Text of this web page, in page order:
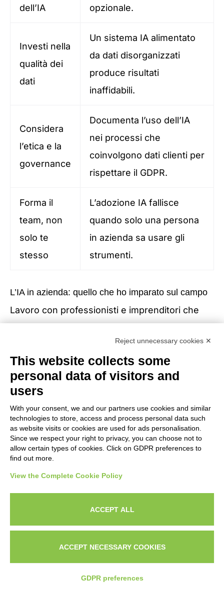
dell’IA
opzionale.
Investi nella
qualità dei
dati
Un sistema IA alimentato
da dati disorganizzati
produce risultati
inaffidabili.
Considera
l’etica e la
governance
Documenta l’uso dell’IA
nei processi che
coinvolgono dati clienti per
rispettare il GDPR.
Forma il
team, non
solo te
stesso
L’adozione IA fallisce
quando solo una persona
in azienda sa usare gli
strumenti.
L’IA in azienda: quello che ho imparato sul campo
Lavoro con professionisti e imprenditori che
più prevedibile. La cosa che mi colpisce di più
non è la resistenza alla tecnologia, ma
l’aspettativa sbagliata: molti pensano che basti
attivare ChatGPT o Meta Advantage+ per
vedere i risultati arrivare da soli.
La realtà è diversa. L’IA amplifica la strategia
che hai già. Se il tuo posizionamento è vago, se
il tuo messaggio non parla al problema
produce semplicemente più rumore a costi più
bassi. Non è un vantaggio, è un problema
Quello che funziona davvero è usare l’IA per
CHI
SONO?
IL
Reject unnecessary cookies ✕
This website collects some
personal data of visitors and
users
With your consent, we and our partners use cookies and similar
technologies to store, access and process personal data such
as website visits or cookies are used for ads personalisation.
Since we respect your right to privacy, you can choose not to
allow certain types of cookies. Click on GDPR preferences to
find out more.
View the Complete Cookie Policy
ACCEPT ALL
ACCEPT NECESSARY COOKIES
GDPR preferences